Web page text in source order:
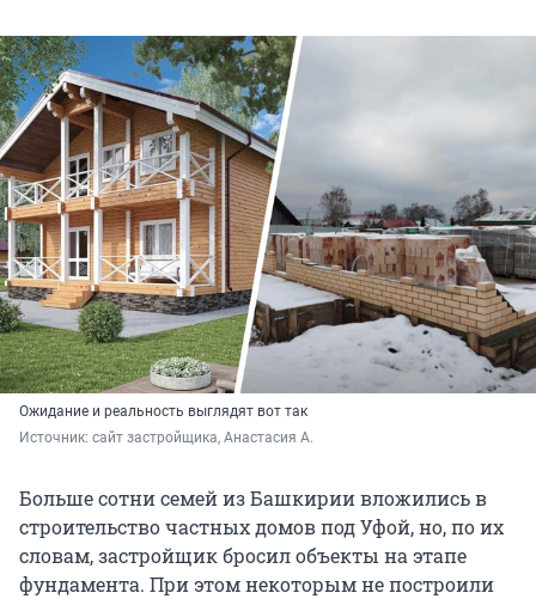
Ожидание и реальность выглядят вот так
Источник: сайт застройщика, Анастасия А.
Больше сотни семей из Башкирии вложились в
строительство частных домов под Уфой, но, по их
словам, застройщик бросил объекты на этапе
фундамента. При этом некоторым не построили